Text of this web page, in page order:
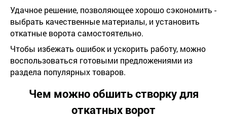
Удачное решение, позволяющее хорошо сэкономить -
выбрать качественные материалы, и установить
откатные ворота самостоятельно.
Чтобы избежать ошибок и ускорить работу, можно
воспользоваться готовыми предложениями из
раздела популярных товаров.
Чем можно обшить створку для
откатных ворот